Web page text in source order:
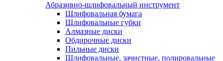
Абразивно-шлифовальный инструмент
Шлифовальная бумага
Шлифовальные губки
Алмазные диски
Обдирочные диски
Пильные диски
Шлифовальные, зачистные, полировальные